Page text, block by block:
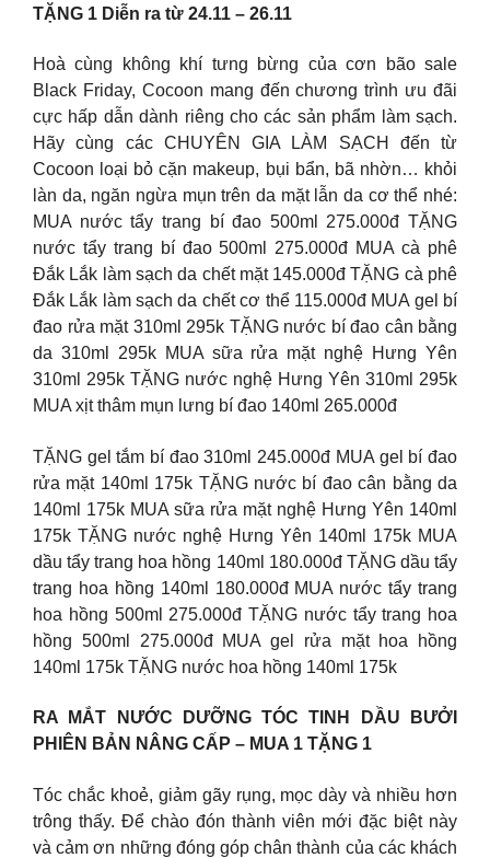
TẶNG 1 Diễn ra từ 24.11 – 26.11
Hoà cùng không khí tưng bừng của cơn bão sale
Black Friday, Cocoon mang đến chương trình ưu đãi
cực hấp dẫn dành riêng cho các sản phẩm làm sạch.
Hãy cùng các CHUYÊN GIA LÀM SẠCH đến từ
Cocoon loại bỏ cặn makeup, bụi bẩn, bã nhờn… khỏi
làn da, ngăn ngừa mụn trên da mặt lẫn da cơ thể nhé:
MUA nước tẩy trang bí đao 500ml 275.000đ TẶNG
nước tẩy trang bí đao 500ml 275.000đ MUA cà phê
Đắk Lắk làm sạch da chết mặt 145.000đ TẶNG cà phê
Đắk Lắk làm sạch da chết cơ thể 115.000đ MUA gel bí
đao rửa mặt 310ml 295k TẶNG nước bí đao cân bằng
da 310ml 295k MUA sữa rửa mặt nghệ Hưng Yên
310ml 295k TẶNG nước nghệ Hưng Yên 310ml 295k
MUA xịt thâm mụn lưng bí đao 140ml 265.000đ
TẶNG gel tắm bí đao 310ml 245.000đ MUA gel bí đao
rửa mặt 140ml 175k TẶNG nước bí đao cân bằng da
140ml 175k MUA sữa rửa mặt nghệ Hưng Yên 140ml
175k TẶNG nước nghệ Hưng Yên 140ml 175k MUA
dầu tẩy trang hoa hồng 140ml 180.000đ TẶNG dầu tẩy
trang hoa hồng 140ml 180.000đ MUA nước tẩy trang
hoa hồng 500ml 275.000đ TẶNG nước tẩy trang hoa
hồng 500ml 275.000đ MUA gel rửa mặt hoa hồng
140ml 175k TẶNG nước hoa hồng 140ml 175k
RA MẮT NƯỚC DƯỠNG TÓC TINH DẦU BƯỞI
PHIÊN BẢN NÂNG CẤP – MUA 1 TẶNG 1
Tóc chắc khoẻ, giảm gãy rụng, mọc dày và nhiều hơn
trông thấy. Để chào đón thành viên mới đặc biệt này
và cảm ơn những đóng góp chân thành của các khách